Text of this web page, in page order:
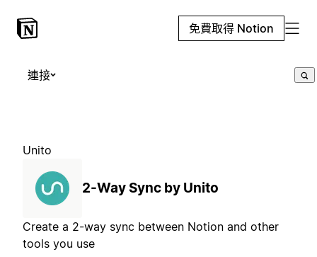
免費取得 Notion
連接
Unito
2-Way Sync by Unito
Create a 2-way sync between Notion and other
tools you use